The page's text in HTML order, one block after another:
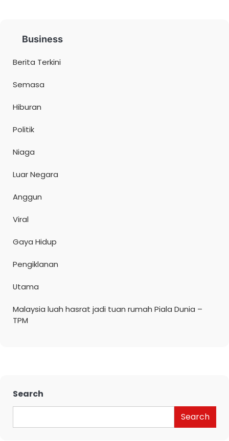
Business
Berita Terkini
Semasa
Hiburan
Politik
Niaga
Luar Negara
Anggun
Viral
Gaya Hidup
Pengiklanan
Utama
Malaysia luah hasrat jadi tuan rumah Piala Dunia –
TPM
Search
Search